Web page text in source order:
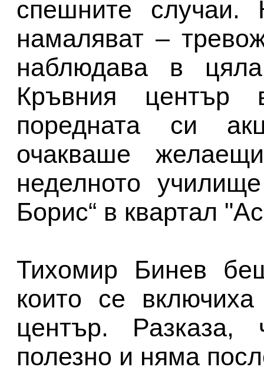
спешните случаи.
намаляват –
наблюдава в
Кръвния център
поредната си
очакваше
неделното
Борис“ в квартал
Тихомир Бинев
които се
център. Разказа,
полезно и няма